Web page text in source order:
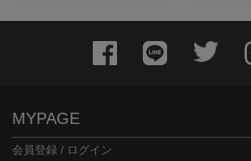
MYPAGE
会員登録 / ログイン